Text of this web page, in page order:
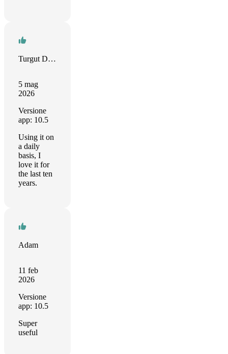
Turgut Derman
5 mag
2026
Versione
app: 10.5
Using it on
a daily
basis, I
love it for
the last ten
years.
Adam
11 feb
2026
Versione
app: 10.5
Super
useful